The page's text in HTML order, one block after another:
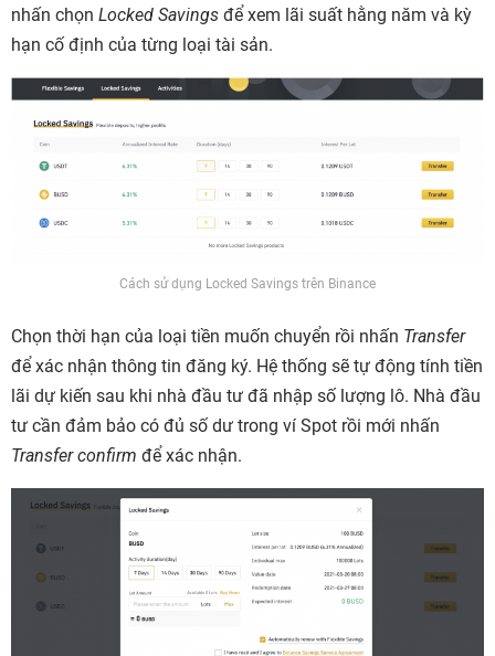
nhấn chọn Locked Savings để xem lãi suất hằng năm và kỳ
hạn cố định của từng loại tài sản.
Cách sử dụng Locked Savings trên Binance
Chọn thời hạn của loại tiền muốn chuyển rồi nhấn Transfer
để xác nhận thông tin đăng ký. Hệ thống sẽ tự động tính tiền
lãi dự kiến sau khi nhà đầu tư đã nhập số lượng lô. Nhà đầu
tư cần đảm bảo có đủ số dư trong ví Spot rồi mới nhấn
Transfer confirm để xác nhận.